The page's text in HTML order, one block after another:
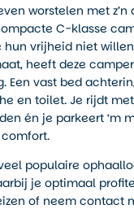
worstelen met z’n
C-klasse
vrijheid niet
heeft deze
vast bed
en toilet. Je rijdt
én je parkeert ‘m
populaire
je optimaal
of neem contact